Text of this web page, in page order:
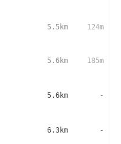
5.5km 124m
5.6km 185m
5.6km -
6.3km -